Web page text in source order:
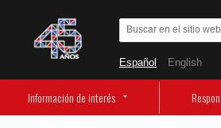
Español English
Información de interés